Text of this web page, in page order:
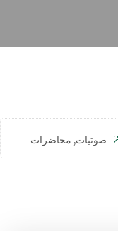
صوتيات, محاضرات